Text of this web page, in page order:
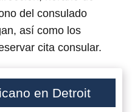
del consulado
así como los
cita consular.
en Detroit